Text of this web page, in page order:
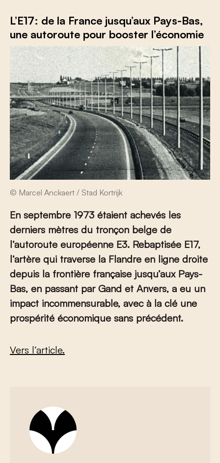
L’E17: de la France jusqu’aux Pays-Bas,
une autoroute pour booster l’économie
© Marcel Anckaert / Stad Kortrijk
En septembre 1973 étaient achevés les
derniers mètres du tronçon belge de
l’autoroute européenne E3. Rebaptisée E17,
l’artère qui traverse la Flandre en ligne droite
depuis la frontière française jusqu’aux Pays-
Bas, en passant par Gand et Anvers, a eu un
impact incommensurable, avec à la clé une
prospérité économique sans précédent.
Vers l’article.